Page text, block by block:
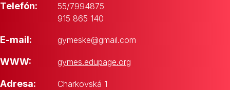
Telefón:
55/7994875
915 865 140
E-mail: gymeske@gmail.com
WWW: gymes.edupage.org
Adresa:
Charkovská 1